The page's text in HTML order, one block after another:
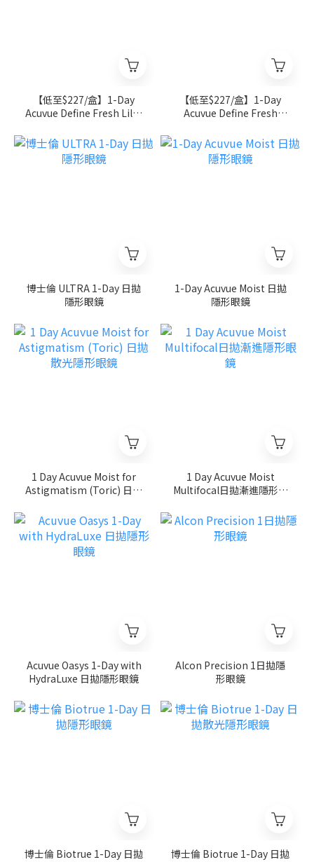
【低至$227/盒】1-Day
Acuvue Define Fresh Lilac
【低至$227/盒】1-Day
Acuvue Define Fresh
博士倫 ULTRA 1-Day 日拋
隱形眼鏡
1-Day Acuvue Moist 日拋
隱形眼鏡
1 Day Acuvue Moist for
Astigmatism (Toric) 日拋
1 Day Acuvue Moist
Multifocal日拋漸進隱形眼
Acuvue Oasys 1-Day with
HydraLuxe 日拋隱形眼鏡
Alcon Precision 1日拋隱
形眼鏡
博士倫 Biotrue 1-Day 日拋
博士倫 Biotrue 1-Day 日拋